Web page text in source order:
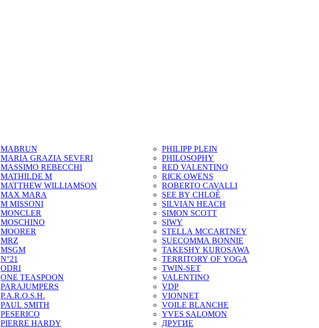
MABRUN
MARIA GRAZIA SEVERI
MASSIMO REBECCHI
MATHILDE M
MATTHEW WILLIAMSON
MAX MARA
M MISSONI
MONCLER
MOSCHINO
MOORER
MRZ
MSGM
N°21
ODRI
ONE TEASPOON
PARAJUMPERS
P.A.R.O.S.H.
PAUL SMITH
PESERICO
PIERRE HARDY
PHILIPP PLEIN
PHILOSOPHY
RED VALENTINO
RICK OWENS
ROBERTO CAVALLI
SEE BY CHLOÉ
SILVIAN HEACH
SIMON SCOTT
SIWY
STELLA MCCARTNEY
SUECOMMA BONNIE
TAKESHY KUROSAWA
TERRITORY OF YOGA
TWIN-SET
VALENTINO
VDP
VIONNET
VOILE BLANCHE
YVES SALOMON
ДРУГИЕ